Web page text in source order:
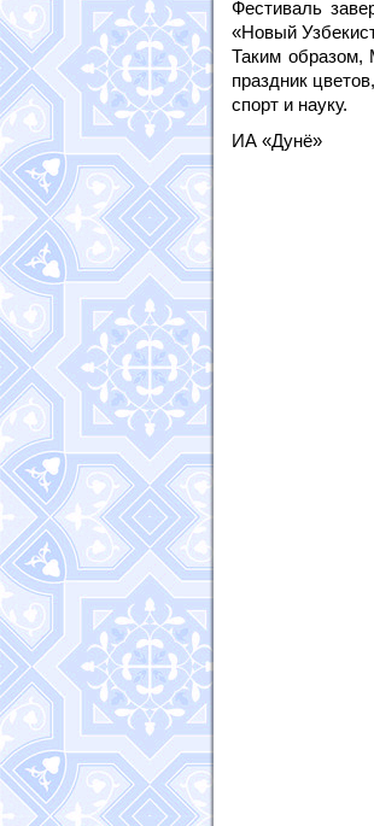
Фестиваль
«Новый
Таким образом,
праздник
спорт и науку.
ИА «Дунё»